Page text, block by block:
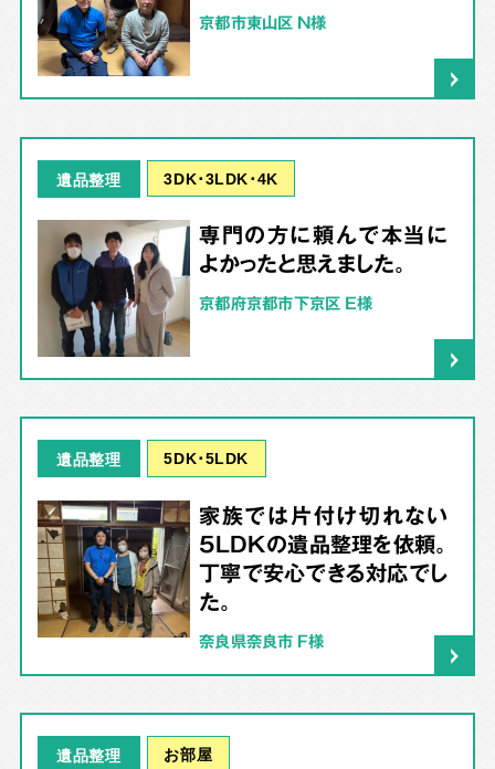
京都市東山区 N様
遺品整理 3DK･3LDK･4K
専門の方に頼んで本当に
よかったと思えました。
京都府京都市下京区 E様
遺品整理 5DK･5LDK
家族では片付け切れない
5LDKの遺品整理を依頼。
丁寧で安心できる対応でし
た。
奈良県奈良市 F様
遺品整理 お部屋